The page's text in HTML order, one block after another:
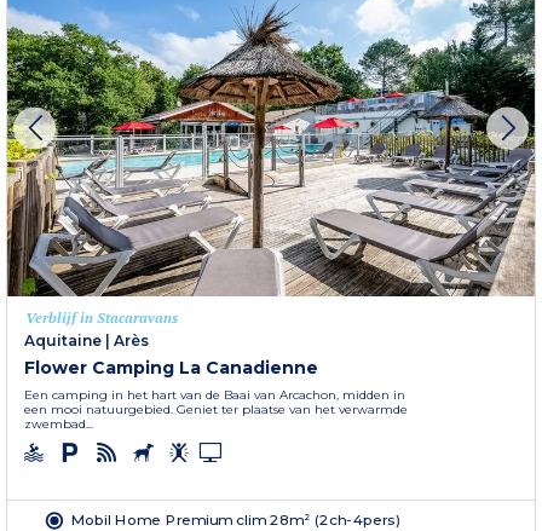
Verblijf in Stacaravans
Aquitaine
Arès
Flower Camping La Canadienne
Een camping in het hart van de Baai van Arcachon, midden in
een mooi natuurgebied. Geniet ter plaatse van het verwarmde
zwembad...
Mobil Home Premium clim 28m² (2ch-4pers)